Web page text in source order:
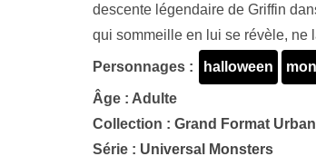
descente légendaire de Griffin
qui sommeille en lui se révèle, ne
Personnages : halloween
Âge : Adulte
Collection : Grand Format Urban
Série : Universal Monsters